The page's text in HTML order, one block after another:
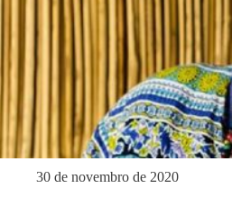
30 de novembro de 2020